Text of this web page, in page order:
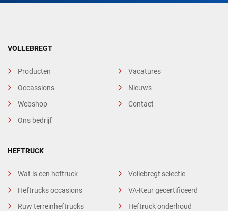
VOLLEBREGT
Producten
Occassions
Webshop
Ons bedrijf
Vacatures
Nieuws
Contact
HEFTRUCK
Wat is een heftruck
Heftrucks occasions
Ruw terreinheftrucks
Vollebregt selectie
VA-Keur gecertificeerd
Heftruck onderhoud